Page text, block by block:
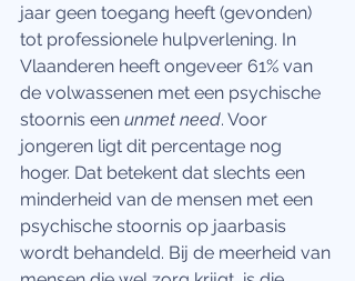
jaar geen toegang heeft (gevonden)
tot professionele hulpverlening. In
Vlaanderen heeft ongeveer 61% van
de volwassenen met een psychische
stoornis een unmet need. Voor
jongeren ligt dit percentage nog
hoger. Dat betekent dat slechts een
minderheid van de mensen met een
psychische stoornis op jaarbasis
wordt behandeld. Bij de meerheid van